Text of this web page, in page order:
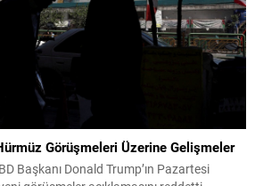
Görüşmeleri Üzerine Gelişmeler
Başkanı Donald Trump’ın Pazartesi